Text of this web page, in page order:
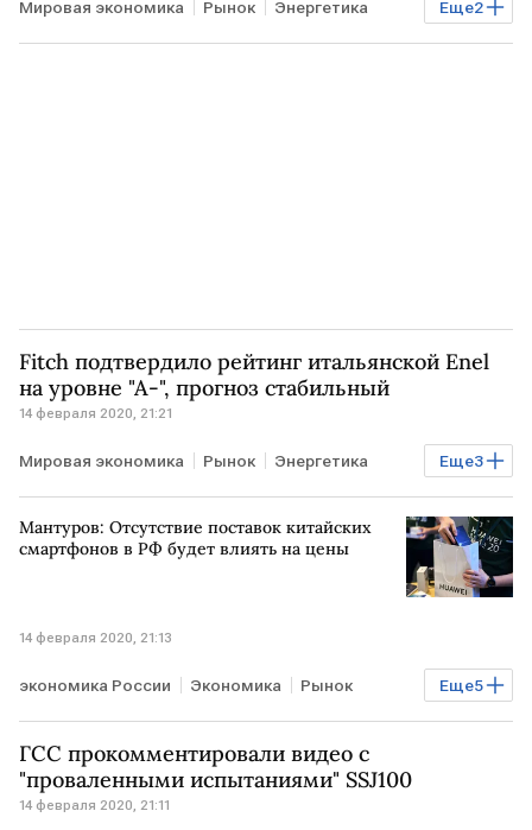
Еще2
Мировая экономика Рынок Энергетика
МИР Нефть цены
Fitch подтвердило рейтинг итальянской Enel
на уровне "А-", прогноз стабильный
14 февраля 2020, 21:21
Еще3
Мировая экономика Рынок Энергетика
ИТАЛИЯ Fitch Enel
Мантуров: Отсутствие поставок китайских
смартфонов в РФ будет влиять на цены
14 февраля 2020, 21:13
Еще5
экономика России Экономика Рынок
РОССИЯ Денис Мантуров
мобильный телефон COVID-19
ГСС прокомментировали видео с
"проваленными испытаниями" SSJ100
14 февраля 2020, 21:11